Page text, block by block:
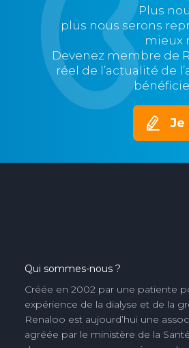
Plus
plus nous serons
mieux
Devenez membre de
réel de l’actualité de
Je
Qui sommes-nous ?
Créée en 2002 par une patiente
expérience de la dialyse et de la
Renaloo est aujourd’hui une
agréée par le ministère de la